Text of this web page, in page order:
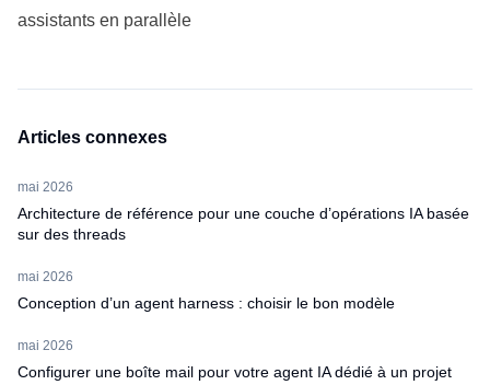
assistants en parallèle
Articles connexes
mai 2026
Architecture de référence pour une couche d’opérations IA basée
sur des threads
mai 2026
Conception d’un agent harness : choisir le bon modèle
mai 2026
Configurer une boîte mail pour votre agent IA dédié à un projet